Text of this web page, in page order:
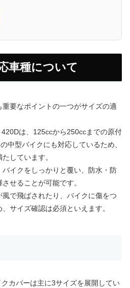
車種について
要なポイントの一つがサイズの適
は、125ccから250ccまでの原付
中型バイクにも対応しているため、
しています。
イクをしっかりと覆い、防水・防
せることが可能です。
で飛ばされたり、バイクに傷をつ
サイズ確認は必須といえます。
カバーは主に3サイズを展開してい